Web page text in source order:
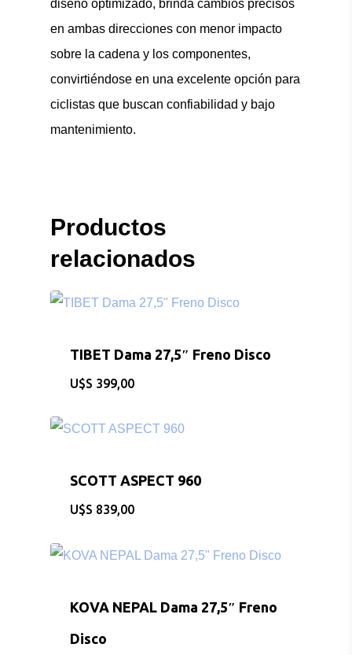
diseño optimizado, brinda cambios precisos
en ambas direcciones con menor impacto
sobre la cadena y los componentes,
convirtiéndose en una excelente opción para
ciclistas que buscan confiabilidad y bajo
mantenimiento.
Productos
relacionados
TIBET Dama 27,5″ Freno Disco
$ 399,00
SCOTT ASPECT 960
$ 839,00
KOVA NEPAL Dama 27,5″ Freno
Disco
CONSULTAS AL: 092